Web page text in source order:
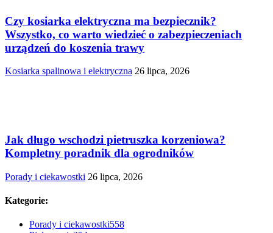
Czy kosiarka elektryczna ma bezpiecznik?
Wszystko, co warto wiedzieć o zabezpieczeniach
urządzeń do koszenia trawy
Kosiarka spalinowa i elektryczna 26 lipca, 2026
Jak długo wschodzi pietruszka korzeniowa?
Kompletny poradnik dla ogrodników
Porady i ciekawostki 26 lipca, 2026
Kategorie:
Porady i ciekawostki558